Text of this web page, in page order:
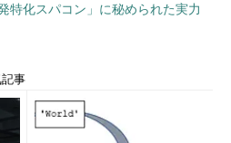
特化スパコン」に秘められた実力
事